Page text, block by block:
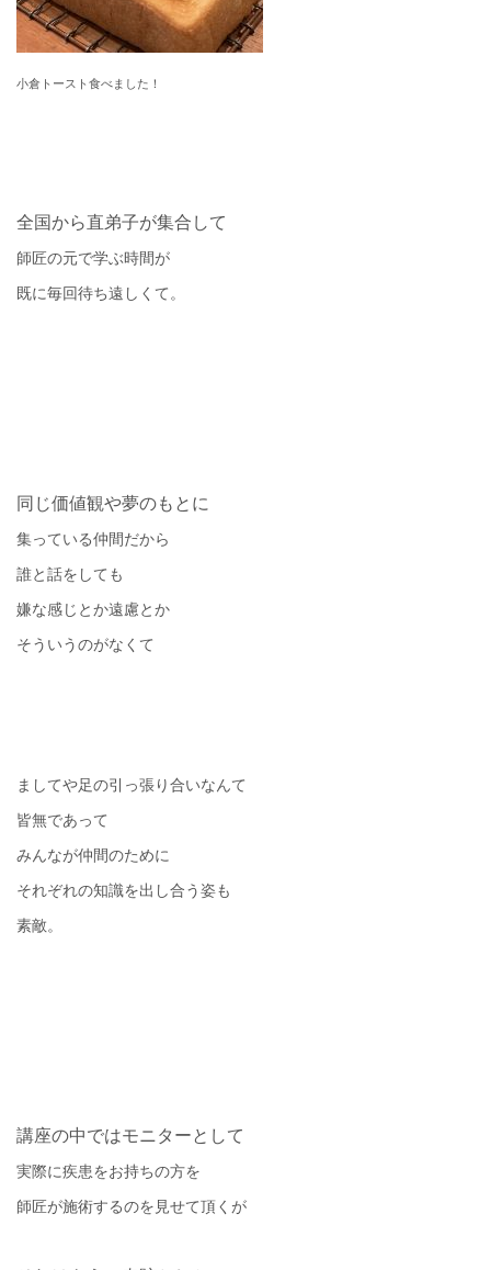
小倉トースト食べました！
全国から直弟子が集合して
師匠の元で学ぶ時間が
既に毎回待ち遠しくて。
同じ価値観や夢のもとに
集っている仲間だから
誰と話をしても
嫌な感じとか遠慮とか
そういうのがなくて
ましてや足の引っ張り合いなんて
皆無であって
みんなが仲間のために
それぞれの知識を出し合う姿も
素敵。
講座の中ではモニターとして
実際に疾患をお持ちの方を
師匠が施術するのを見せて頂くが